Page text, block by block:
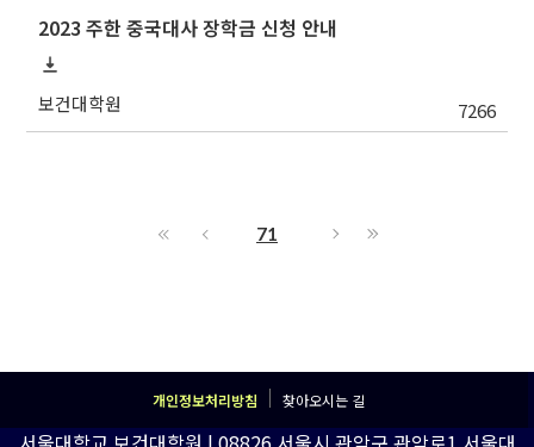
2023 주한 중국대사 장학금 신청 안내
보건대학원 7266
71
개인정보처리방침 찾아오시는 길